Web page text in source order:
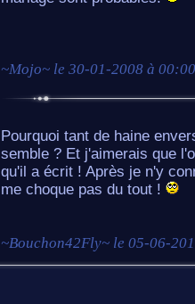
~Mojo~ le 30-01-2008 à 00:00
Pourquoi tant de haine
semble ? Et j'aimerais que
qu'il a écrit ! Après je n'y
me choque pas du tout !
~Bouchon42Fly~ le 05-06-